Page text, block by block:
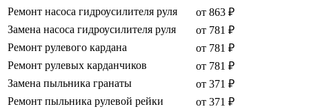
Ремонт насоса гидроусилителя руля
от 863 ₽
Замена насоса гидроусилителя руля
от 781 ₽
Ремонт рулевого кардана
от 781 ₽
Ремонт рулевых карданчиков
от 781 ₽
Замена пыльника гранаты
от 371 ₽
Ремонт пыльника рулевой рейки
от 371 ₽